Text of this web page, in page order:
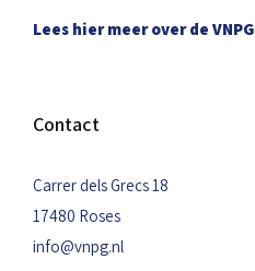
Lees hier meer over de VNPG
Contact
Carrer dels Grecs 18
17480 Roses
info@vnpg.nl